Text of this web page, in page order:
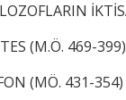
(M.Ö. 469-399)
(MÖ. 431-354)